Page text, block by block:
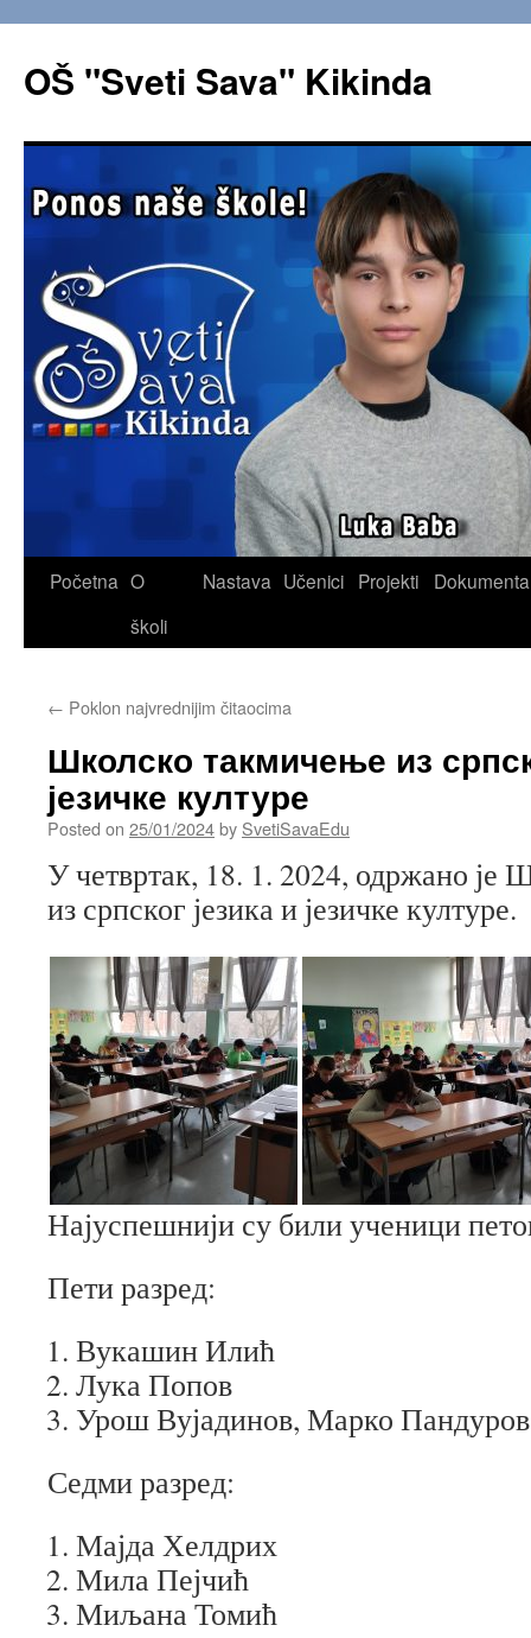
OŠ "Sveti Sava" Kikinda
Skip
Početna O
školi
Nastava Učenici Projekti Dokumenta
← Poklon najvrednijim čitaocima
Школско такмичење из
језичке културе
Posted on 25/01/2024by SvetiSavaEdu
У четвртак, 18. 1. 2024, одржано је
из српског језика и језичке културе.
Најуспешнији су били ученици
Пети разред:
Вукашин Илић
Лука Попов
Урош Вујадинов, Марко
Седми разред:
Мајда Хелдрих
Мила Пејчић
Миљана Томић